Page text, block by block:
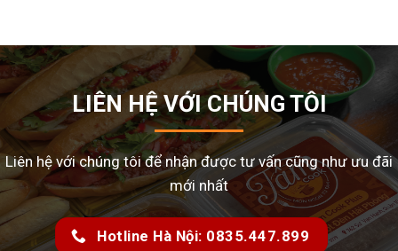
LIÊN HỆ VỚI CHÚNG TÔI
Liên hệ với chúng tôi để nhận được tư vấn cũng như ưu đãi
mới nhất
Hotline Hà Nội: 0835.447.899